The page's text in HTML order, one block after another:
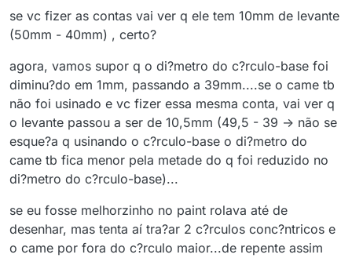
se vc fizer as contas vai ver q ele tem 10mm de levante
(50mm - 40mm) , certo?
agora, vamos supor q o di?metro do c?rculo-base foi
diminu?do em 1mm, passando a 39mm....se o came tb
não foi usinado e vc fizer essa mesma conta, vai ver q
o levante passou a ser de 10,5mm (49,5 - 39 -> não se
esque?a q usinando o c?rculo-base o di?metro do
came tb fica menor pela metade do q foi reduzido no
di?metro do c?rculo-base)...
se eu fosse melhorzinho no paint rolava até de
desenhar, mas tenta aí tra?ar 2 c?rculos conc?ntricos e
o came por fora do c?rculo maior...de repente assim